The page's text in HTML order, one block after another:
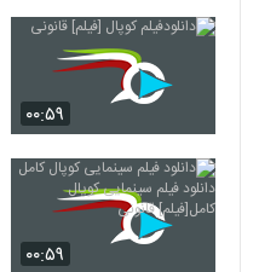
۰۰:۵۹
۰۰:۵۹